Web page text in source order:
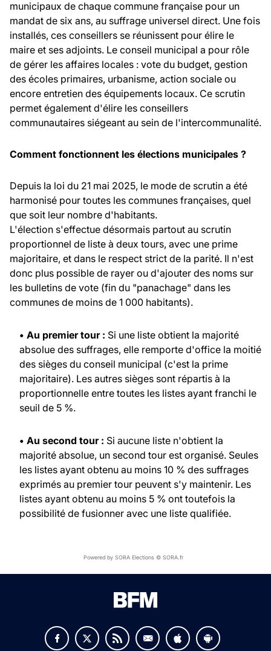
municipaux de chaque commune française pour un
mandat de six ans, au suffrage universel direct. Une fois
installés, ces conseillers se réunissent pour élire le
maire et ses adjoints. Le conseil municipal a pour rôle
de gérer les affaires locales : vote du budget, gestion
des écoles primaires, urbanisme, action sociale ou
encore entretien des équipements locaux. Ce scrutin
permet également d'élire les conseillers
communautaires siégeant au sein de l'intercommunalité.
Comment fonctionnent les élections municipales ?
Depuis la loi du 21 mai 2025, le mode de scrutin a été
harmonisé pour toutes les communes françaises, quel
que soit leur nombre d'habitants.
L'élection s'effectue désormais partout au scrutin
proportionnel de liste à deux tours, avec une prime
majoritaire, et dans le respect strict de la parité. Il n'est
donc plus possible de rayer ou d'ajouter des noms sur
les bulletins de vote (fin du "panachage" dans les
communes de moins de 1 000 habitants).
• Au premier tour : Si une liste obtient la majorité
absolue des suffrages, elle remporte d'office la moitié
des sièges du conseil municipal (c'est la prime
majoritaire). Les autres sièges sont répartis à la
proportionnelle entre toutes les listes ayant franchi le
seuil de 5 %.
• Au second tour : Si aucune liste n'obtient la
majorité absolue, un second tour est organisé. Seules
les listes ayant obtenu au moins 10 % des suffrages
exprimés au premier tour peuvent s'y maintenir. Les
listes ayant obtenu au moins 5 % ont toutefois la
possibilité de fusionner avec une liste qualifiée.
Powered by SORA Elections © SORA.fr